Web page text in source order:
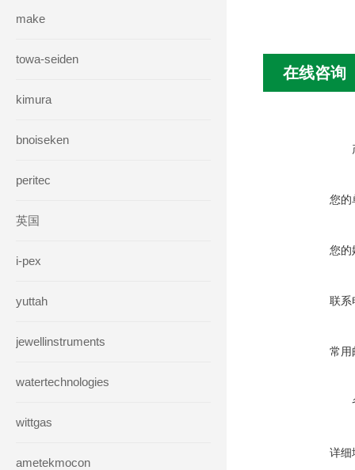
make
towa-seiden
kimura
bnoiseken
peritec
英国
i-pex
yuttah
jewellinstruments
watertechnologies
wittgas
ametekmocon
在线咨询
您的
您的
联系
常用
详细